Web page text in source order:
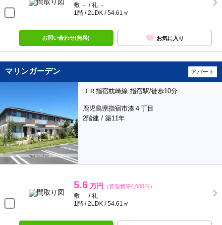
敷 － / 礼 －
1階 / 2LDK / 54.61㎡
お問い合わせ(無料) お気に入り
マリンガーデン アパート
ＪＲ指宿枕崎線 指宿駅/徒歩10分
鹿児島県指宿市湊４丁目
2階建 / 築11年
5.6 万円 （管理費等4,000円）
敷 － / 礼 －
1階 / 2LDK / 54.61㎡